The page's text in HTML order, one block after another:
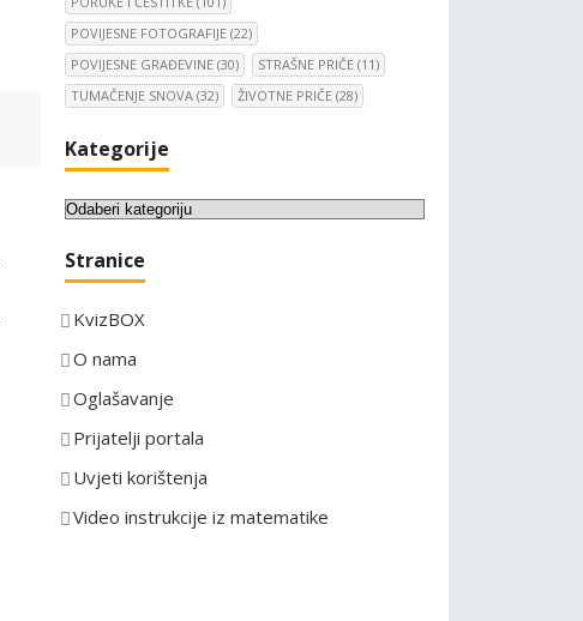
POVIJESNE FOTOGRAFIJE (22)
POVIJESNE GRAĐEVINE (30) STRAŠNE PRIČE (11)
TUMAČENJE SNOVA (32) ŽIVOTNE PRIČE (28)
Kategorije
K
t
g
o
i
j
e
Stranice
KvizBOX
O nama
Oglašavanje
Prijatelji portala
Uvjeti korištenja
Video instrukcije iz matematike